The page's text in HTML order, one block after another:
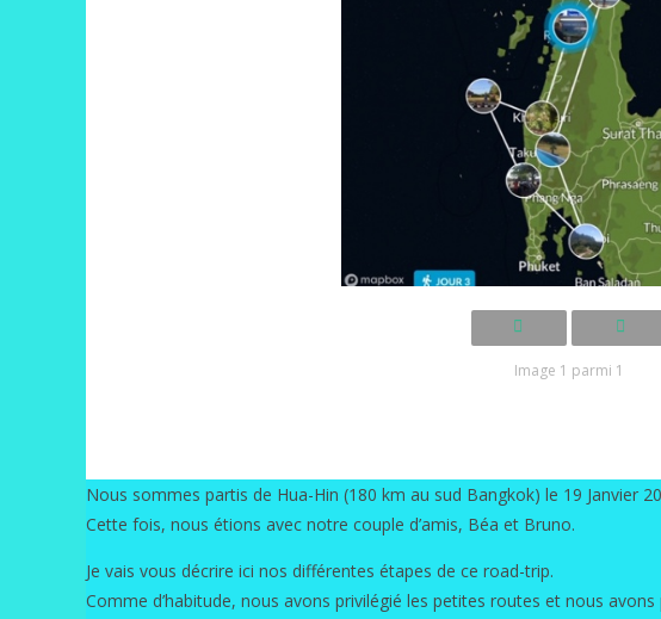
Image 1 parmi 1
Nous sommes partis de Hua-Hin (180 km au sud Bangkok) le 19 Janvier
Cette fois, nous étions avec notre couple d’amis, Béa et Bruno.
Je vais vous décrire ici nos différentes étapes de ce road-trip.
Comme d’habitude, nous avons privilégié les petites routes et nous